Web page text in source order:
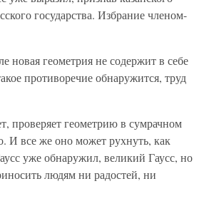
государства. Избрание членом-
новая геометрия не содержит в себе
противоречие обнаружится, труд
проверяет геометрию в сумрачном
И все же оно может рухнуть, как
уже обнаружил, великий Гаусс, но
людям ни радостей, ни